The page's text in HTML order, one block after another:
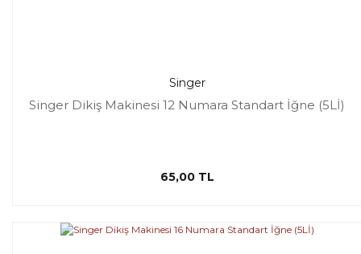
Singer
Singer Dikiş Makinesi 12 Numara Standart İğne (5Lİ)
65,00 TL